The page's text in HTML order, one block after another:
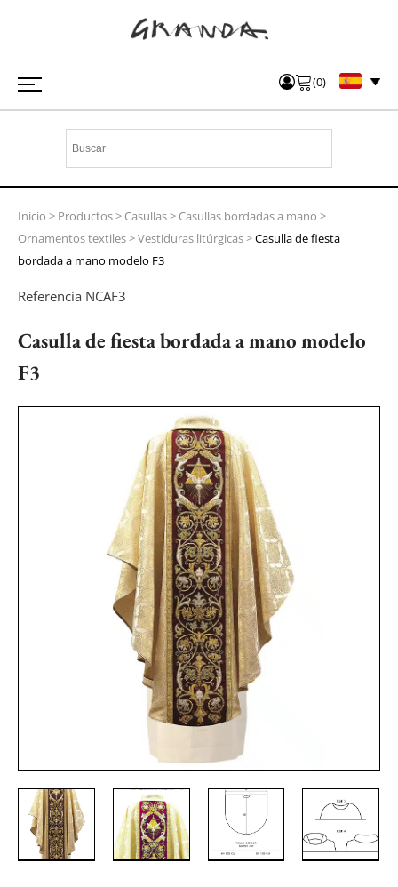
(0)
Inicio > Productos> Casullas> Casullas bordadas a mano >
Ornamentos textiles>Vestiduras litúrgicas>Casulla de fiesta
bordada a mano modelo F3
Referencia NCAF3
Casulla de fiesta bordada a mano modelo
F3